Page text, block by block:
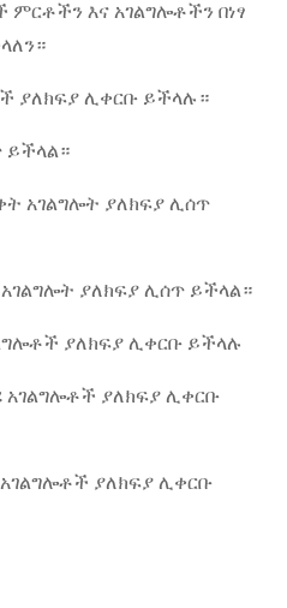
እና አገልግሎቶችን በነፃ
ያለክፍያ ሊቀርቡ ይችላሉ።
ይችላል።
አገልግሎት ያለክፍያ ሊሰጥ
ያለክፍያ ሊሰጥ ይችላል።
ያለክፍያ ሊቀርቡ ይችላሉ
አገልግሎቶች ያለክፍያ ሊቀርቡ
ያለክፍያ ሊቀርቡ